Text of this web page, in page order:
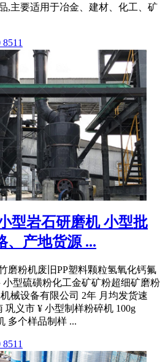
,主要适用于冶金、建材、化工、矿
型岩石研磨机 小型批
、产地货源 ...
磨粉机废旧PP塑料颗粒氢氧化钙氟
型硫磺粉化工金矿矿粉超细矿磨粉
械设备有限公司 2年 月均发货速
巩义市 ¥ 小型制样粉碎机 100g
多个样品制样 ...